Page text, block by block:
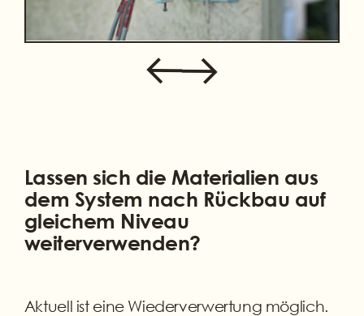
Lassen sich die Materialien aus
dem System nach Rückbau auf
gleichem Niveau
weiterverwenden?
Aktuell ist eine Wiederverwertung möglich.